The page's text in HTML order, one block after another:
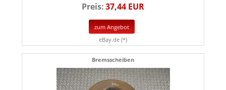
Preis:37,44 EUR
zum Angebot
eBay.de (*)
Bremsscheiben